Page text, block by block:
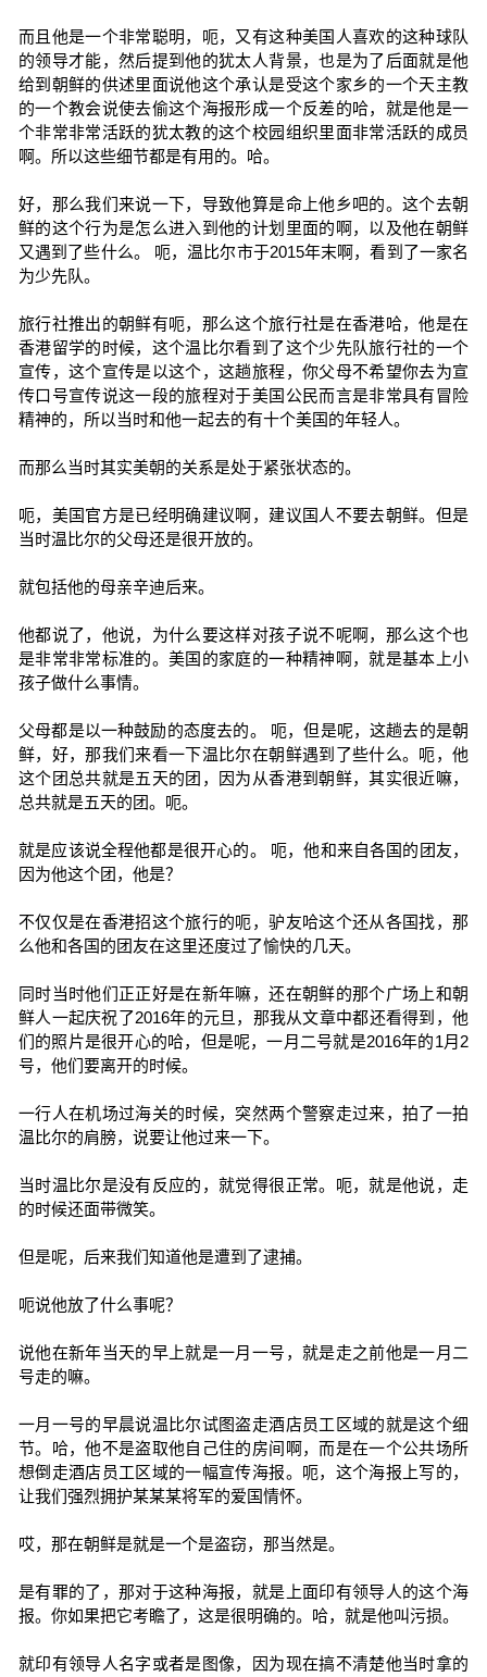
而且他是一个非常聪明，呃，又有这种美国人喜欢的这种球队
的领导才能，然后提到他的犹太人背景，也是为了后面就是他
给到朝鲜的供述里面说他这个承认是受这个家乡的一个天主教
的一个教会说使去偷这个海报形成一个反差的哈，就是他是一
个非常非常活跃的犹太教的这个校园组织里面非常活跃的成员
啊。所以这些细节都是有用的。哈。
好，那么我们来说一下，导致他算是命上他乡吧的。这个去朝
鲜的这个行为是怎么进入到他的计划里面的啊，以及他在朝鲜
又遇到了些什么。 呃，温比尔市于2015年末啊，看到了一家名
为少先队。
旅行社推出的朝鲜有呃，那么这个旅行社是在香港哈，他是在
香港留学的时候，这个温比尔看到了这个少先队旅行社的一个
宣传，这个宣传是以这个，这趟旅程，你父母不希望你去为宣
传口号宣传说这一段的旅程对于美国公民而言是非常具有冒险
精神的，所以当时和他一起去的有十个美国的年轻人。
而那么当时其实美朝的关系是处于紧张状态的。
呃，美国官方是已经明确建议啊，建议国人不要去朝鲜。但是
当时温比尔的父母还是很开放的。
就包括他的母亲辛迪后来。
他都说了，他说，为什么要这样对孩子说不呢啊，那么这个也
是非常非常标准的。美国的家庭的一种精神啊，就是基本上小
孩子做什么事情。
父母都是以一种鼓励的态度去的。 呃，但是呢，这趟去的是朝
鲜，好，那我们来看一下温比尔在朝鲜遇到了些什么。呃，他
这个团总共就是五天的团，因为从香港到朝鲜，其实很近嘛，
总共就是五天的团。呃。
就是应该说全程他都是很开心的。 呃，他和来自各国的团友，
因为他这个团，他是？
不仅仅是在香港招这个旅行的呃，驴友哈这个还从各国找，那
么他和各国的团友在这里还度过了愉快的几天。
同时当时他们正正好是在新年嘛，还在朝鲜的那个广场上和朝
鲜人一起庆祝了2016年的元旦，那我从文章中都还看得到，他
们的照片是很开心的哈，但是呢，一月二号就是2016年的1月2
号，他们要离开的时候。
一行人在机场过海关的时候，突然两个警察走过来，拍了一拍
温比尔的肩膀，说要让他过来一下。
当时温比尔是没有反应的，就觉得很正常。呃，就是他说，走
的时候还面带微笑。
但是呢，后来我们知道他是遭到了逮捕。
呃说他放了什么事呢？
说他在新年当天的早上就是一月一号，就是走之前他是一月二
号走的嘛。
一月一号的早晨说温比尔试图盗走酒店员工区域的就是这个细
节。哈，他不是盗取他自己住的房间啊，而是在一个公共场所
想倒走酒店员工区域的一幅宣传海报。呃，这个海报上写的，
让我们强烈拥护某某某将军的爱国情怀。
哎，那在朝鲜是就是一个是盗窃，那当然是。
是有罪的了，那对于这种海报，就是上面印有领导人的这个海
报。你如果把它考瞻了，这是很明确的。哈，就是他叫污损。
就印有领导人名字或者是图像，因为现在搞不清楚他当时拿的